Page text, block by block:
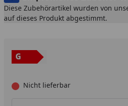
Diese Zubehörartikel wurden von
auf dieses Produkt abgestimmt.
G
Nicht lieferbar